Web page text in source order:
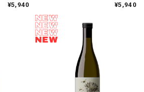
¥5,940 ¥5,940